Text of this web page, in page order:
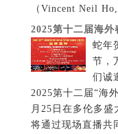
（Vincent Neil Ho,
2025第十二届海
蛇年
节，
们诚
2025第十二届“海
月25日在多伦多
将通过现场直播共